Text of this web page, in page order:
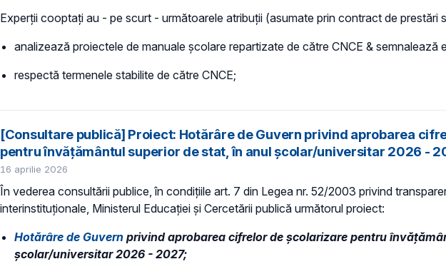
Experţii cooptaţi au - pe scurt - următoarele atribuţii (asumate prin contract de prestări
analizează proiectele de manuale şcolare repartizate de către CNCE &
respectă termenele stabilite de către CNCE;
[Consultare publică] Proiect: Hotărâre de Guvern privind aprobarea
pentru învățământul superior de stat, în anul școlar/universitar 2026 -
16 aprilie 2026
În vederea consultării publice, în condiţiile art. 7 din Legea nr. 52/2003 privind
interinstituționale, Ministerul Educaţiei și Cercetării publică următorul proiect:
Hotărâre de Guvern privind aprobarea cifrelor de școlarizare pentru
școlar/universitar 2026 - 2027;